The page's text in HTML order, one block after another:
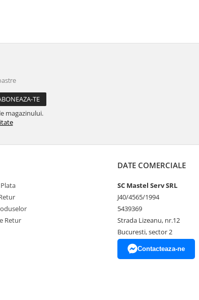
magazinului.
Retur
DATE COMERCIALE
SC Mastel Serv SRL
J40/4565/1994
5439369
Strada Lizeanu, nr.12
Bucuresti, sector 2
Contacteaza-ne